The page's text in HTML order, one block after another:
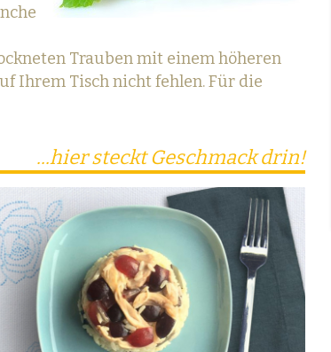
Trauben mit einem höheren
Ihrem Tisch nicht fehlen. Für die
...hier steckt Geschmack drin!